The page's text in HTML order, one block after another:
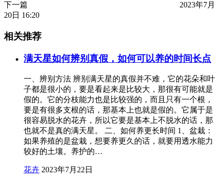
下一篇
2023年7月
20日 16:20
相关推荐
满天星如何辨别真假，如何可以养的时间长点
一、辨别方法 辨别满天星的真假并不难，它的花朵和叶
子都是很小的，要是看起来是比较大，那很有可能就是
假的。它的分枝能力也是比较强的，而且只有一个根，
要是有很多支根的话，那基本上也就是假的。它属于是
很容易脱水的花卉，所以它要是基本上不脱水的话，那
也就不是真的满天星。 二、如何养更长时间 1、盆栽：
如果养殖的是盆栽，想要养更久的话，就要用透水能力
较好的土壤。养护的…
花卉 2023年7月22日